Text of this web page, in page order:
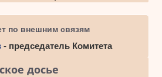
по внешним связям
- председатель Комитета
досье